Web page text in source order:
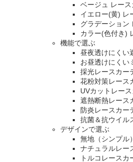
ベージュ レース
イエロー(黄) レ
グラデーション
カラー(色付き)
機能で選ぶ
昼夜透けにくい
お昼透けにくい
採光レースカー
花粉対策レース
UVカットレー
遮熱断熱レース
防炎レースカー
抗菌＆抗ウイル
デザインで選ぶ
無地（シンプル
ナチュラルレー
トルコレースカ